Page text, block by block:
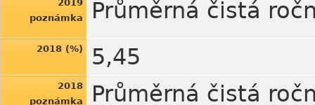
2019
poznámka
Průměrná čistá
2018 (%) 5,45
2018
poznámka
Průměrná čistá